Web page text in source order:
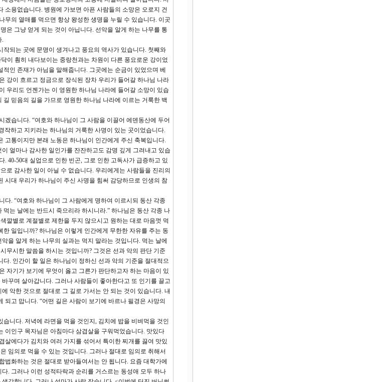
소용없습니다. 병원에 가보면 아픈 사람들의 소망은 오로지 건
의 열매를 먹으면 항상 왕성한 생명을 누릴 수 있습니다. 이곳
은 그냥 얻게 되는 것이 아닙니다. 선악을 알게 하는 나무를 통
.
되는 곳에 문명이 생겨나고 풍요의 역사가 있습니다. 첫째와
이 훤히 내다보이는 중랑천과는 차원이 다른 풍요로운 강이었
인 존재가 아님을 말해줍니다. 그곳에는 순금이 있었으며 베
강이 흐르고 정금으로 장식된 장차 우리가 들어갈 하나님 나라
우리도 언젠가는 이 영원한 하나님 나라에 들어갈 소망이 있습
믿음의 길을 가므로 영원한 하나님 나라에 이르는 거룩한 백
습니다. “여호와 하나님이 그 사람을 이끌어 에덴동산에 두어
하고 지키라는 하나님의 거룩한 사명이 있는 곳이었습니다.
고통이지만 본래 노동은 하나님이 인간에게 주신 축복입니다.
얼마나 감사한 일인가를 잔잔하고도 감명 깊게 그려내고 있습
40-50대 실업으로 인한 빈곤, 그로 인한 고독사가 급증하고 있
로 감사한 일이 아닐 수 없습니다. 우리에게는 사람들을 진리의
시대 우리가 하나님이 주신 사명을 힘써 감당하므로 인생의 참
. “여호와 하나님이 그 사람에게 명하여 이르시되 동산 각종
는 날에는 반드시 죽으리라 하시니라.” 하나님은 동산 각종 나
깔별로 계절별로 제한을 두지 않으시고 원하는 대로 마음껏 먹
일입니까? 하나님은 이렇게 인간에게 무한한 자유를 주는 동
을 알게 하는 나무의 실과는 먹지 말라는 것입니다. 먹는 날에
무시한 말씀을 하시는 것입니까? 그것은 선과 악의 판단 기준
. 인간이 할 일은 하나님이 정하신 선과 악의 기준을 절대적으
자기가 보기에 무엇이 옳고 그른가 판단하고자 하는 마음이 있
꾸며 살아갑니다. 그러나 사람들이 좋아한다고 또 인기를 끌고
악한 것으로 절대로 그 길로 가서는 안 되는 것이 있습니다. 내
고 맙니다. “어떤 길은 사람이 보기에 바르나 필경은 사망의
니다. 저녁에 라면을 먹을 것인지, 김치에 밥을 비벼먹을 것인
이인구 목자님은 아침마다 삼겹살을 구워먹었습니다. 맛있다
에다가 김치와 여러 가지를 섞어서 특이한 찌개를 끓여 맛있
임의로 먹을 수 있는 것입니다. 그러나 절대로 임의로 취해서
화하는 것은 절대로 받아들여서는 안 됩니다. 요즘 대학가에
. 그러나 이런 성적타락과 순리를 거스르는 동성애 모두 하나